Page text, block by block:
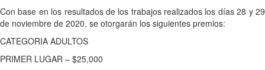
Con base en los resultados de los trabajos realizados los días 28 y 29
de noviembre de 2020, se otorgarán los siguientes premios:
CATEGORIA ADULTOS
PRIMER LUGAR – $25,000